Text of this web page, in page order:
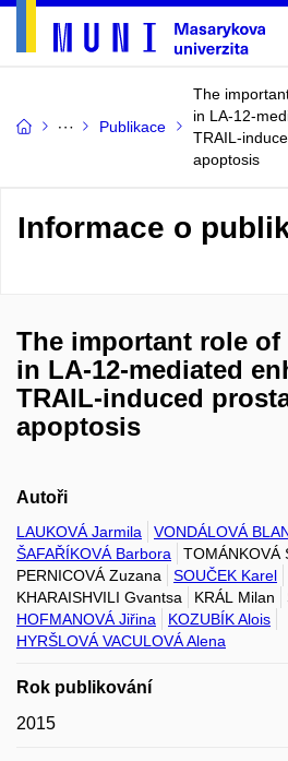
Publikace
The
in LA-12-
TRAIL-
apoptosis
Informace o
The important role
in LA-12-mediated
TRAIL-induced
apoptosis
Autoři
LAUKOVÁ Jarmila
VONDÁLOVÁ
ŠAFAŘÍKOVÁ Barbora
TOMÁNKOVÁ
PERNICOVÁ Zuzana
SOUČEK Karel
KHARAISHVILI Gvantsa
KRÁL Milan
HOFMANOVÁ Jiřina
KOZUBÍK Alois
HYRŠLOVÁ VACULOVÁ Alena
Rok publikování
2015